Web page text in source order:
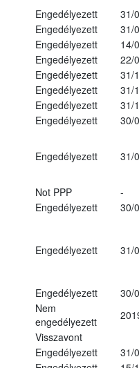
Engedélyezett
31/
Engedélyezett
31/
Engedélyezett
14/
Engedélyezett
22/
Engedélyezett
31/
Engedélyezett
31/
Engedélyezett
31/
Engedélyezett
30/
Engedélyezett 31/
Not PPP
-
Engedélyezett
30/
Engedélyezett 31/
Engedélyezett
30/
Nem
engedélyezett
Visszavont
Engedélyezett
31/